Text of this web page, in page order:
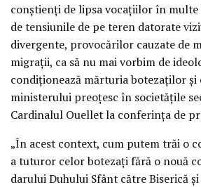
conștienți de lipsa vocațiilor în
de tensiunile de pe teren datorate
divergente, provocărilor cauzate de
migrații, ca să nu mai vorbim de
condiționează mărturia botezaților și
ministerului preoțesc în societățile
Cardinalul Ouellet la conferința de
„În acest context, cum putem trăi o
a tuturor celor botezați fără o nouă
darului Duhului Sfânt către Biserică